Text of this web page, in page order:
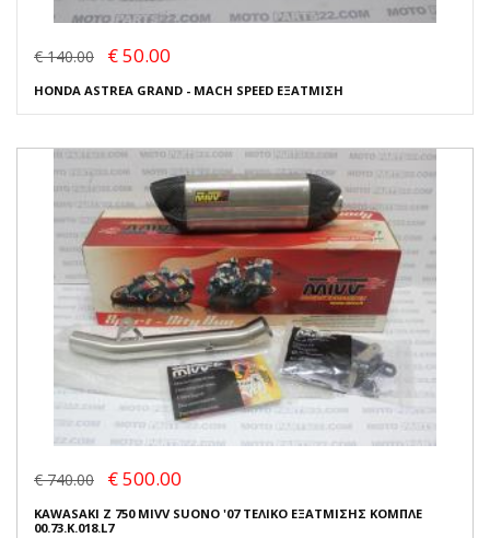
€ 140.00 € 50.00
HONDA ASTREA GRAND - MACH SPEED ΕΞΑΤΜΙΣΗ
€ 740.00 € 500.00
KAWASAKI Z 750 MIVV SUONO '07 ΤΕΛΙΚΟ ΕΞΑΤΜΙΣΗΣ ΚΟΜΠΛΕ
00.73.K.018.L7